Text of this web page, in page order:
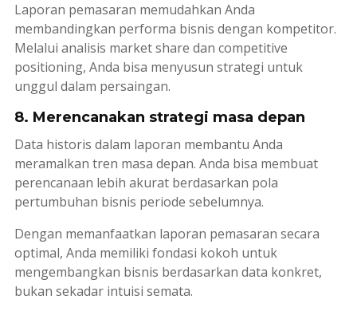
Laporan pemasaran memudahkan Anda
membandingkan performa bisnis dengan kompetitor.
Melalui analisis market share dan competitive
positioning, Anda bisa menyusun strategi untuk
unggul dalam persaingan.
8. Merencanakan strategi masa depan
Data historis dalam laporan membantu Anda
meramalkan tren masa depan. Anda bisa membuat
perencanaan lebih akurat berdasarkan pola
pertumbuhan bisnis periode sebelumnya.
Dengan memanfaatkan laporan pemasaran secara
optimal, Anda memiliki fondasi kokoh untuk
mengembangkan bisnis berdasarkan data konkret,
bukan sekadar intuisi semata.